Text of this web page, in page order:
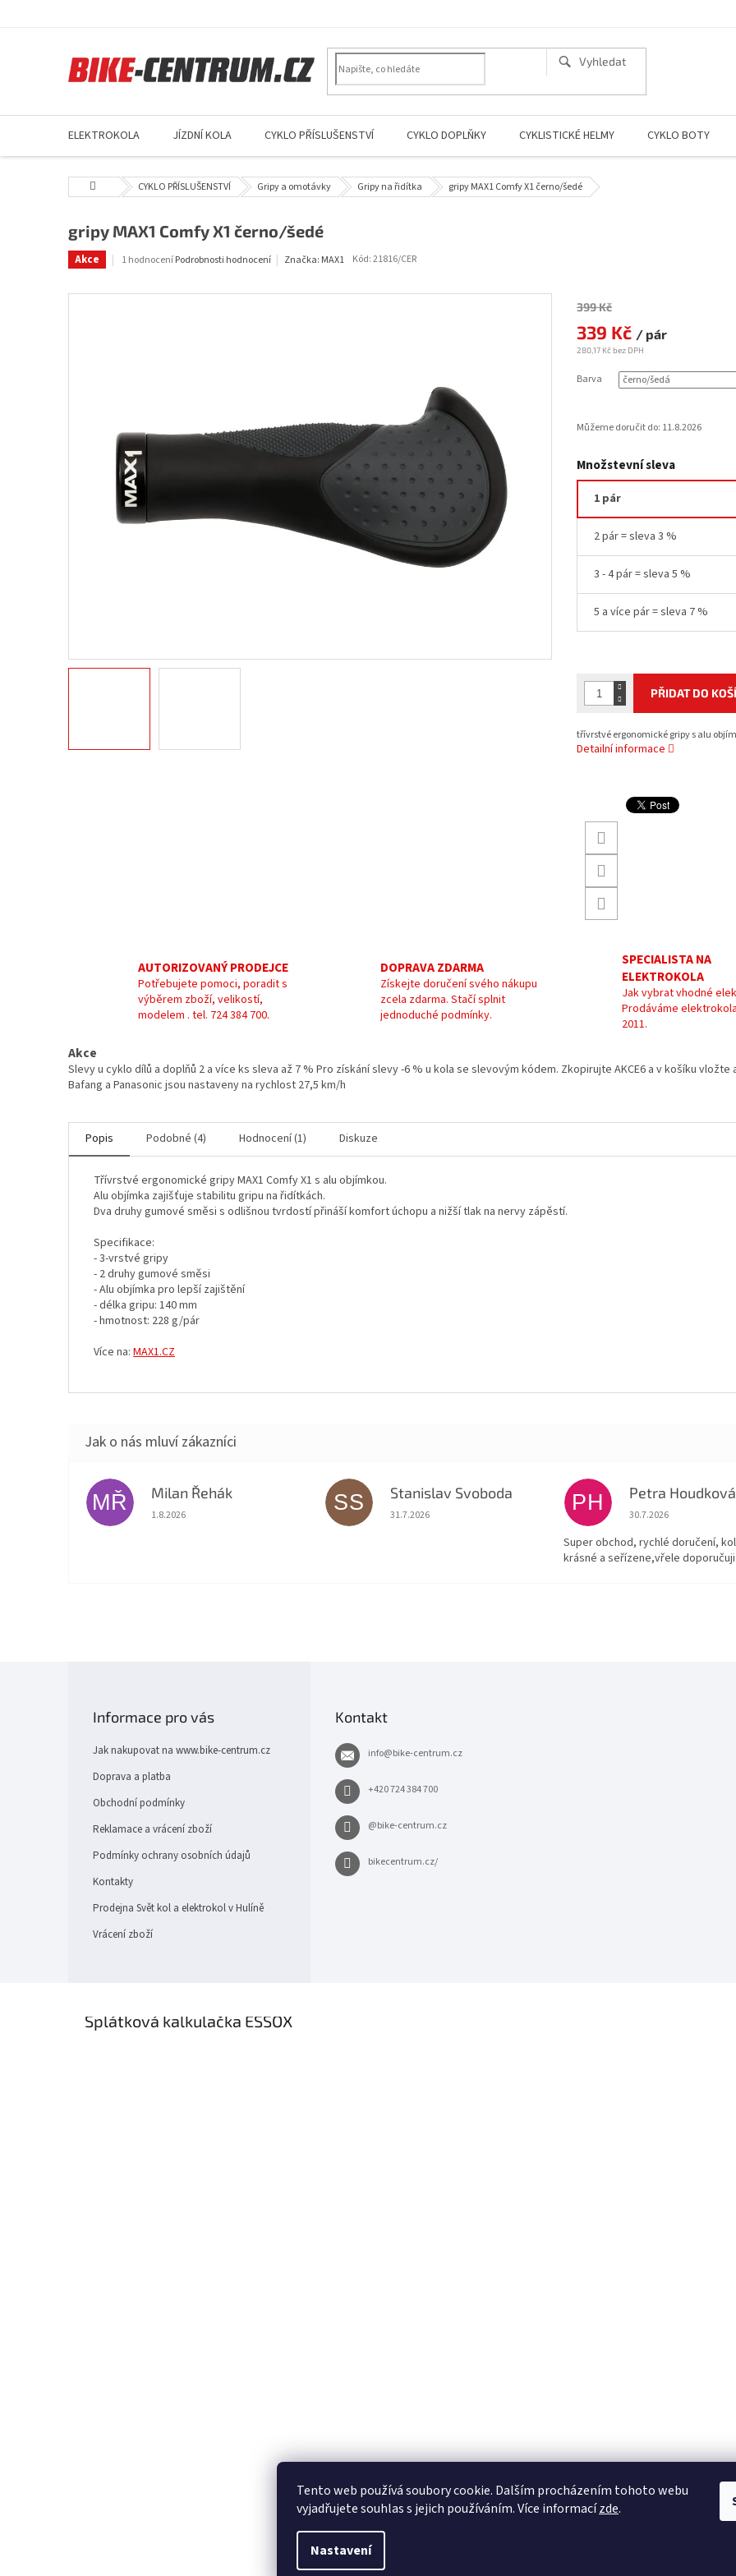
Tento web používá soubory cookie. Dalším procházením tohoto webu
vyjadřujete souhlas s jejich používáním. Více informacízde.
Nastavení
ELEKTROKOLA JÍZDNÍ KOLA CYKLO PŘÍSLUŠENSTVÍ CYKLO DOPLŇKY CYKLISTICKÉ HELMY CYKLO BOTY
Domů CYKLO PŘÍSLUŠENSTVÍ Gripy a omotávky Gripy na řidítka gripy MAX1 Comfy X1 černo/šedé
gripy MAX1 Comfy X1 černo/šedé
Akce
Průměrné
je
1 hodnocení Podrobnosti hodnocení Značka: MAX1 Kód:21816/CER
399 Kč
339 Kč / pár
280,17 Kč bez DPH
Měrná
cena:
Barva
Můžeme doručit do: 11.8.2026
Množstevní sleva
1 pár
2 pár = sleva 3 %
3 - 4 pár = sleva 5 %
5 a více pár = sleva 7 %
PŘIDAT DO
třívrstvé ergonomické gripy s alu
Detailní informace
AUTORIZOVANÝ PRODEJCE
Potřebujete pomoci, poradit s
výběrem zboží, velikostí,
modelem . tel. 724 384 700.
DOPRAVA ZDARMA
Získejte doručení svého nákupu
zcela zdarma. Stačí splnit
jednoduché podmínky.
SPECIALISTA NA
ELEKTROKOLA
Jak vybrat vhodné
Prodáváme
2011.
Akce
Slevy u cyklo dílů a doplňů 2 a více ks sleva až 7 % Pro získání slevy -6 % u kola se slevovým kódem. Zkopirujte AKCE6 a v košíku
Bafang a Panasonic jsou nastaveny na rychlost 27,5 km/h
Popis Podobné (4) Hodnocení (1) Diskuze
Třívrstvé ergonomické gripy MAX1 Comfy X1 s alu objímkou.
Alu objímka zajišťuje stabilitu gripu na řidítkách.
Dva druhy gumové směsi s odlišnou tvrdostí přináší komfort úchopu a nižší tlak na nervy zápěstí.
Specifikace:
- 3-vrstvé gripy
- 2 druhy gumové směsi
- Alu objímka pro lepší zajištění
- délka gripu: 140 mm
- hmotnost: 228 g/pár
Více na: MAX1.CZ
MŘ Milan Řehák
Hodnocení obchodu je 5 z 5 hvězdiček.
1.8.2026
SS Stanislav Svoboda
Hodnocení obchodu je 5 z 5 hvězdiček.
31.7.2026
PH Petra Houdková
Hodnocení obchodu
30.7.2026
Super obchod, rychlé doručení,
krásné a seřízene,vřele doporučuji
Informace pro vás
Jak nakupovat na www.bike-centrum.cz
Doprava a platba
Obchodní podmínky
Reklamace a vrácení zboží
Podmínky ochrany osobních údajů
Kontakty
Prodejna Svět kol a elektrokol v Hulíně
Vrácení zboží
Kontakt
info@bike-centrum.cz
+420 724 384 700
@bike-centrum.cz
bikecentrum.cz/
Splátková kalkulačka ESSOX